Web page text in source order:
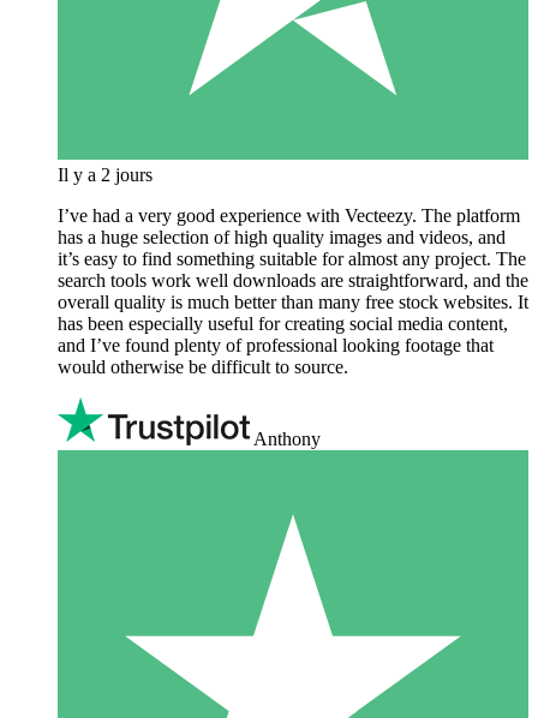
Il y a 2 jours
I’ve had a very good experience with Vecteezy. The platform
has a huge selection of high quality images and videos, and
it’s easy to find something suitable for almost any project. The
search tools work well downloads are straightforward, and the
overall quality is much better than many free stock websites. It
has been especially useful for creating social media content,
and I’ve found plenty of professional looking footage that
would otherwise be difficult to source.
Anthony